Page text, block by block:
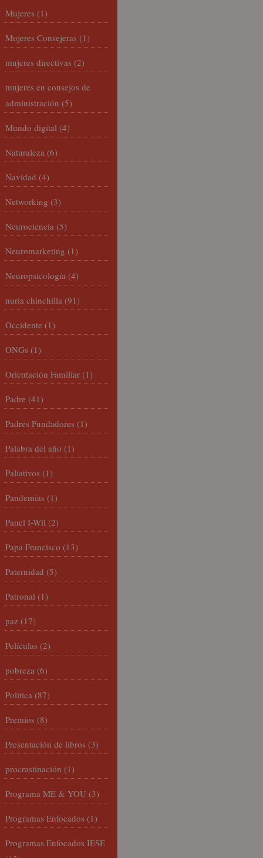
Mujeres (1)
Mujeres Consejeras (1)
mujeres directivas (2)
mujeres en consejos de
administración (5)
Mundo digital (4)
Naturaleza (6)
Navidad (4)
Networking (3)
Neurociencia (5)
Neuromarketing (1)
Neuropsicología (4)
nuria chinchilla (91)
Occidente (1)
ONGs (1)
Orientación Familiar (1)
Padre (41)
Padres Fundadores (1)
Palabra del año (1)
Paliativos (1)
Pandemias (1)
Panel I-Wil (2)
Papa Francisco (13)
Paternidad (5)
Patronal (1)
paz (17)
Películas (2)
pobreza (6)
Política (87)
Premios (8)
Presentación de libros (3)
procrastinación (1)
Programa ME & YOU (3)
Programas Enfocados (1)
Programas Enfocados IESE